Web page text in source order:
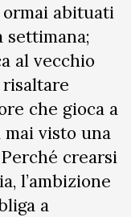
abituati
settimana;
al vecchio
che gioca a
visto una
crearsi
l’ambizione
a